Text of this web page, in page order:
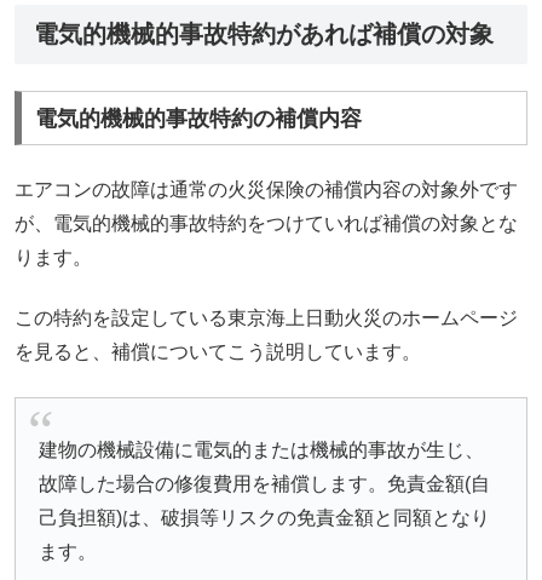
電気的機械的事故特約があれば補償の対象
電気的機械的事故特約の補償内容
エアコンの故障は通常の火災保険の補償内容の対象外です
が、電気的機械的事故特約をつけていれば補償の対象とな
ります。
この特約を設定している東京海上日動火災のホームページ
を見ると、補償についてこう説明しています。
建物の機械設備に電気的または機械的事故が生じ、
故障した場合の修復費用を補償します。免責金額(自
己負担額)は、破損等リスクの免責金額と同額となり
ます。